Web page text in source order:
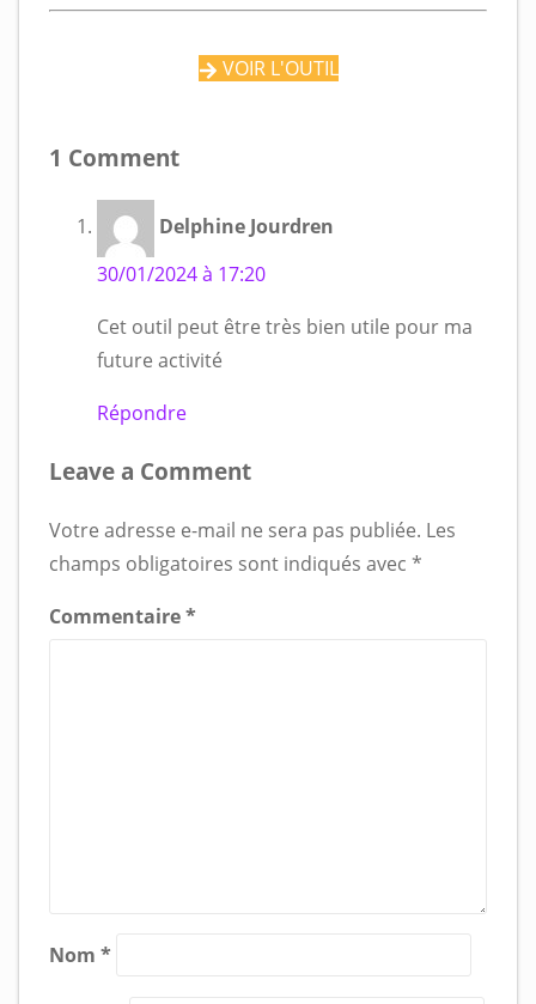
VOIR L'OUTIL
1 Comment
Delphine Jourdren
30/01/2024 à 17:20
Cet outil peut être très bien utile pour ma
future activité ‍
Répondre
Leave a Comment
Votre adresse e-mail ne sera pas publiée. Les
champs obligatoires sont indiqués avec *
Commentaire*
Nom *